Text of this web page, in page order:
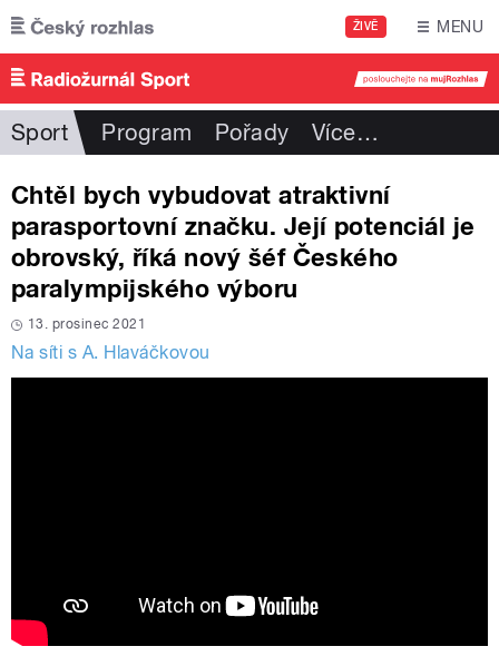
Přejít k hlavnímu obsahu
ŽIVĚ MENU
Sport Program Pořady Více…
Chtěl bych vybudovat atraktivní
parasportovní značku. Její potenciál je
obrovský, říká nový šéf Českého
paralympijského výboru
13. prosinec 2021
Na síti s A. Hlaváčkovou